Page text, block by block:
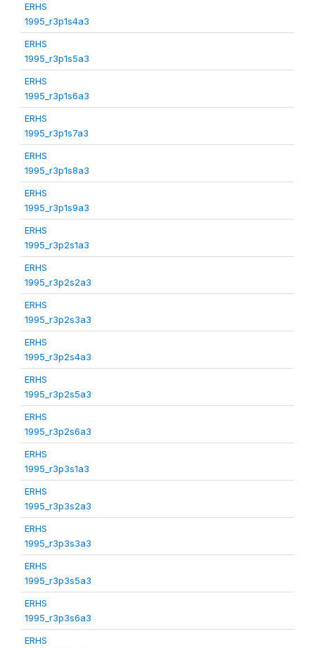
ERHS
1995_r3p1s4a3
ERHS
1995_r3p1s5a3
ERHS
1995_r3p1s6a3
ERHS
1995_r3p1s7a3
ERHS
1995_r3p1s8a3
ERHS
1995_r3p1s9a3
ERHS
1995_r3p2s1a3
ERHS
1995_r3p2s2a3
ERHS
1995_r3p2s3a3
ERHS
1995_r3p2s4a3
ERHS
1995_r3p2s5a3
ERHS
1995_r3p2s6a3
ERHS
1995_r3p3s1a3
ERHS
1995_r3p3s2a3
ERHS
1995_r3p3s3a3
ERHS
1995_r3p3s5a3
ERHS
1995_r3p3s6a3
ERHS